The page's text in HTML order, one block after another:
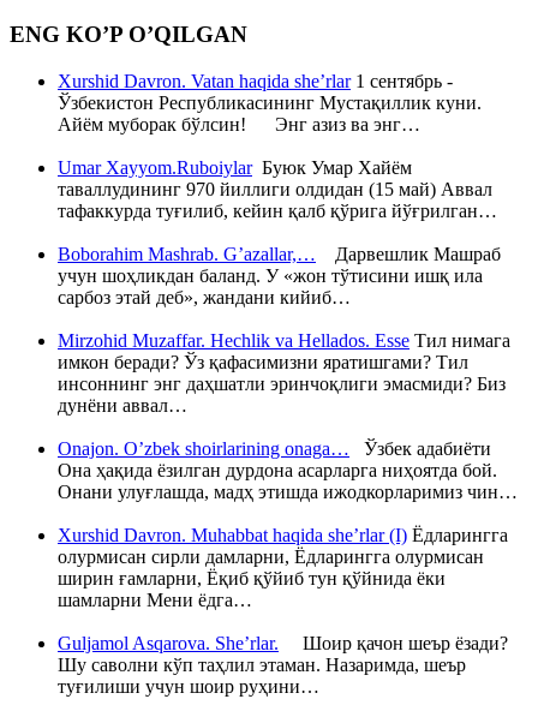
ENG KO’P O’QILGAN
Xurshid Davron. Vatan haqida she’rlar1 сентябрь -
Ўзбекистон Республикасининг Мустақиллик куни.
Айём муборак бўлсин! Энг азиз ва энг…
Umar Xayyom.RuboiylarБуюк Умар Хайём
таваллудининг 970 йиллиги олдидан (15 май) Аввал
тафаккурда туғилиб, кейин қалб қўрига йўғрилган…
Boborahim Mashrab. G’azallar,… Дарвешлик Машраб
учун шоҳликдан баланд. У «жон тўтисини ишқ ила
сарбоз этай деб», жандани кийиб…
Mirzohid Muzaffar. Hechlik va Hellados. Esse Тил нимага
имкон беради? Ўз қафасимизни яратишгами? Тил
инсоннинг энг даҳшатли эринчоқлиги эмасмиди? Биз
дунёни аввал…
Onajon. O’zbek shoirlarining onaga… Ўзбек адабиёти
Она ҳақида ёзилган дурдона асарларга ниҳоятда бой.
Онани улуғлашда, мадҳ этишда ижодкорларимиз чин…
Xurshid Davron. Muhabbat haqida she’rlar (I) Ёдларингга
олурмисан сирли дамларни, Ёдларингга олурмисан
ширин ғамларни, Ёқиб қўйиб тун қўйнида ёки
шамларни Мени ёдга…
Guljamol Asqarova. She’rlar. Шоир қачон шеър ёзади?
Шу саволни кўп таҳлил этаман. Назаримда, шеър
туғилиши учун шоир руҳини…